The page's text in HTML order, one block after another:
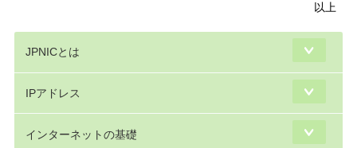
以上
JPNICとは
IPアドレス
インターネットの基礎